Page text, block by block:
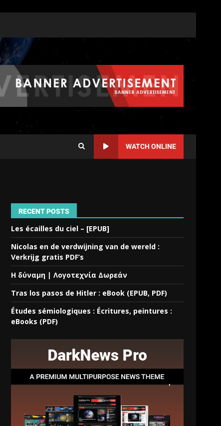
WATCH ONLINE
RECENT POSTS
Les écailles du ciel – [EPUB]
Nicolas en de verdwijning van de wereld :
Verkrijg gratis PDF’s
Η δύναμη | Λογοτεχνία Δωρεάν
Tras los pasos de Hitler : eBook (EPUB, PDF)
Études sémiologiques : Écritures, peintures :
eBooks (PDF)